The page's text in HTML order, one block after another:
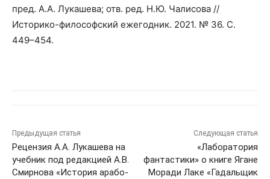
пред. А.А. Лукашева; отв. ред. Н.Ю. Чалисова //
Историко-философский ежегодник. 2021. № 36. С.
449–454.
Предыдущая статья
Рецензия А.А. Лукашева на
учебник под редакцией А.В.
Смирнова «История арабо-
Следующая статья
«Лаборатория
фантастики» о книге Ягане
Моради Лаке «Гадальщик